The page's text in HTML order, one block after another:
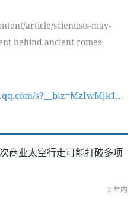
article/scientists-may-
behind-ancient-romes-
s?__biz=MzIwMjk1OT
商业太空行走可能打破多项
2 年内